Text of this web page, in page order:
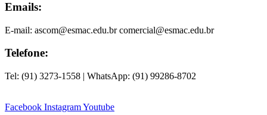
Emails:
E-mail: ascom@esmac.edu.br comercial@esmac.edu.br
Telefone:
Tel: (91) 3273-1558 | WhatsApp: (91) 99286-8702
Facebook InstagramYoutube